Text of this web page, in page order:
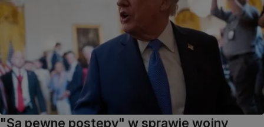
"Są pewne postępy" w sprawie wojny